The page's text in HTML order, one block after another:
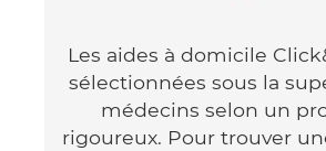
Les aides à domicile
sélectionnées sous la
médecins selon un
rigoureux. Pour trouver